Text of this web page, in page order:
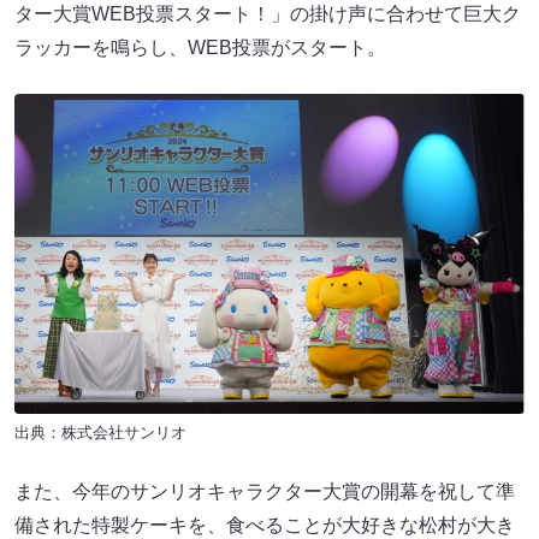
ター大賞WEB投票スタート！」の掛け声に合わせて巨大ク
ラッカーを鳴らし、WEB投票がスタート。
出典：株式会社サンリオ
また、今年のサンリオキャラクター大賞の開幕を祝して準
備された特製ケーキを、食べることが大好きな松村が大き